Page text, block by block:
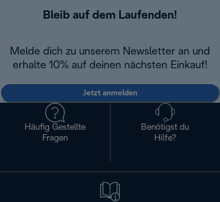
Bleib auf dem Laufenden!
Melde dich zu unserem Newsletter an und
erhalte 10% auf deinen nächsten Einkauf!
Jetzt anmelden
Häufig Gestellte
Fragen
Benötigst du
Hilfe?